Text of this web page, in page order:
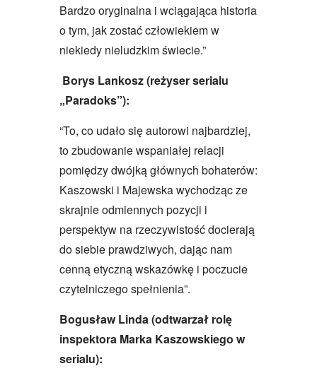
Bardzo oryginalna i wciągająca historia
o tym, jak zostać człowiekiem w
niekiedy nieludzkim świecie.”
Borys Lankosz(reżyser serialu
„Paradoks”):
“To, co udało się autorowi najbardziej,
to zbudowanie wspaniałej relacji
pomiędzy dwójką głównych bohaterów:
Kaszowski i Majewska wychodząc ze
skrajnie odmiennych pozycji i
perspektyw na rzeczywistość docierają
do siebie prawdziwych, dając nam
cenną etyczną wskazówkę i poczucie
czytelniczego spełnienia”.
Bogusław Linda (odtwarzał rolę
inspektora Marka Kaszowskiego w
serialu):